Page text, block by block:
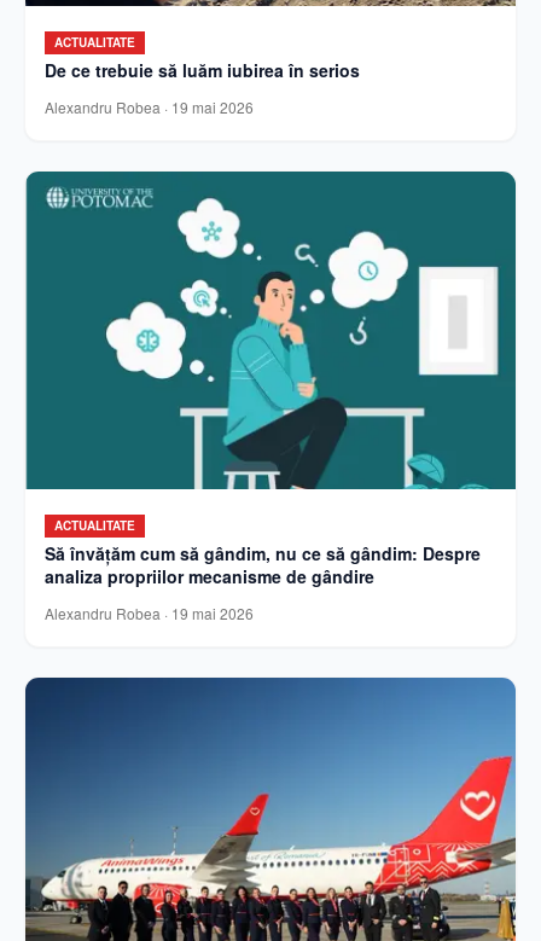
ACTUALITATE
De ce trebuie să luăm iubirea în serios
Alexandru Robea · 19 mai 2026
ACTUALITATE
Să învățăm cum să gândim, nu ce să gândim: Despre
analiza propriilor mecanisme de gândire
Alexandru Robea · 19 mai 2026